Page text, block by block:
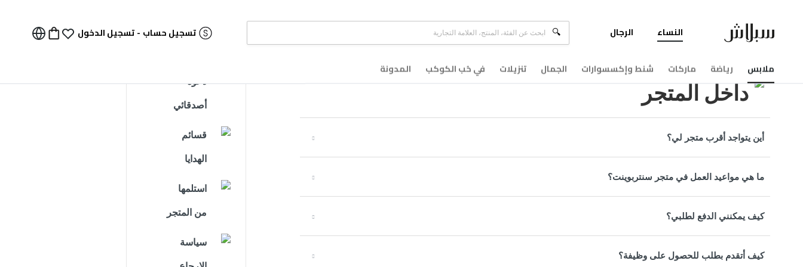
النساء
ملابس رياضة ماركات شنط وإكسسوارات الجمال تنزيلات في حُب الكوكب المدونة
الرجال تسجيل حساب -تسجيل الدخول
داخل المتجر
أين يتواجد أقرب متجر لي؟
ما هي مواعيد العمل في متجر سنتربوينت؟
كيف يمكنني الدفع لطلبي؟
كيف أتقدم بطلب للحصول على وظيفة؟
دعوة
أصدقائي
قسائم
الهدايا
استلمها
من المتجر
سياسة